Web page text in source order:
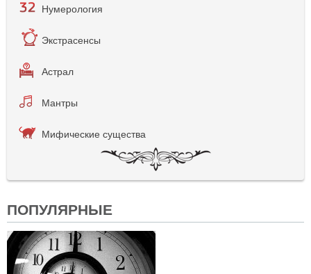
Нумерология
Экстрасенсы
Астрал
Мантры
Мифические существа
ПОПУЛЯРНЫЕ